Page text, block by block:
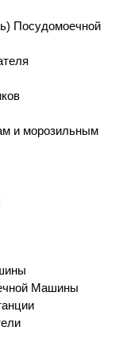
Посудомоечной
и морозильным
Машины